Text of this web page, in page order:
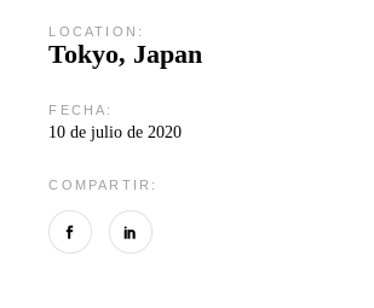
LOCATION:
Tokyo, Japan
FECHA:
10 de julio de 2020
COMPARTIR: